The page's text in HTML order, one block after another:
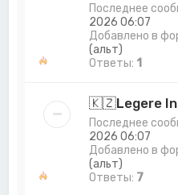
Последнее
2026 06:07
Добавлено в
(альт)
Ответы: 1
🇰🇿Legere
Последнее
2026 06:07
Добавлено в
(альт)
Ответы: 7